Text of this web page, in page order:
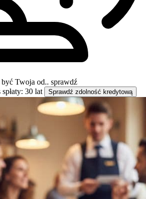
być Twoja od.. sprawdź
30 lat Sprawdź zdolność kredytową